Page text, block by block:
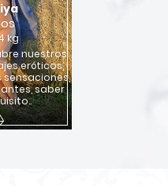
kg
nuestros
eróticos,
saber